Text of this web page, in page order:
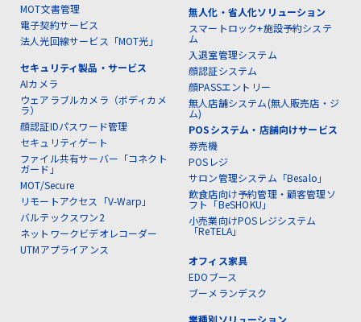
MOT文書管理
電子契約サービス
法人光回線サービス「MOT光」
セキュリティ製品・サービス
AIカメラ
ウェアラブルカメラ（ボディカメ
ラ）
顔認証IDパスワード管理
セキュリティゲート
ファイル共有サーバー「コネクト
ガード」
MOT/Secure
リモートアクセス「V-Warp」
バルテックスワン2
ネットワークビデオレコーダー
UTMアプライアンス
無人化・省人化ソリューション
スマートロック+施設予約システ
ム
入退室管理システム
顔認証システム
顔PASSエントリー
無人店舗システム(無人販売店・ジ
ム)
POSシステム・店舗向けサービス
券売機
POSレジ
サロン管理システム「Besalo」
飲食店向け予約管理・顧客管理ソ
フト「BeSHOKU」
小売業向けPOSレジシステム
「ReTELA」
オフィス家具
EDOブース
ブーメランデスク
業種別ソリューション